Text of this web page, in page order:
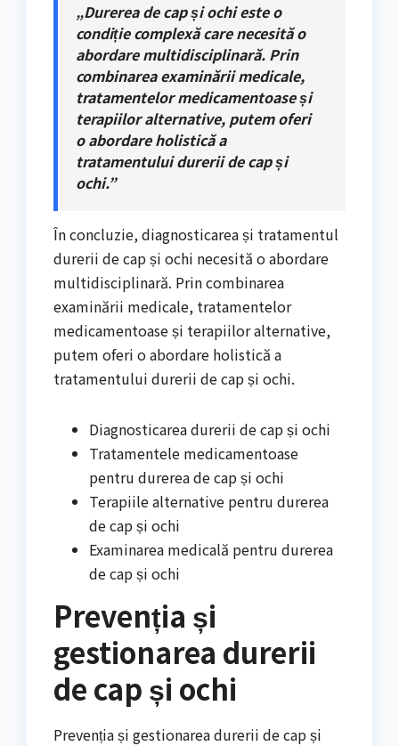
„Durerea de cap și ochi este o
condiție complexă care necesită o
abordare multidisciplinară. Prin
combinarea examinării medicale,
tratamentelor medicamentoase și
terapiilor alternative, putem oferi
o abordare holistică a
tratamentului durerii de cap și
ochi.”
În concluzie, diagnosticarea și tratamentul
durerii de cap și ochi necesită o abordare
multidisciplinară. Prin combinarea
examinării medicale, tratamentelor
medicamentoase și terapiilor alternative,
putem oferi o abordare holistică a
tratamentului durerii de cap și ochi.
Diagnosticarea durerii de cap și ochi
Tratamentele medicamentoase
pentru durerea de cap și ochi
Terapiile alternative pentru durerea
de cap și ochi
Examinarea medicală pentru durerea
de cap și ochi
Prevenția și
gestionarea durerii
de cap și ochi
Prevenția și gestionarea durerii de cap și